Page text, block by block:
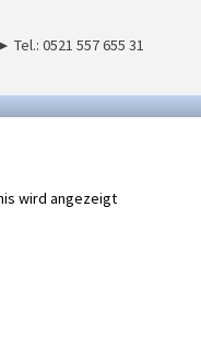
Tel.: 0521 557 655 31
wird angezeigt